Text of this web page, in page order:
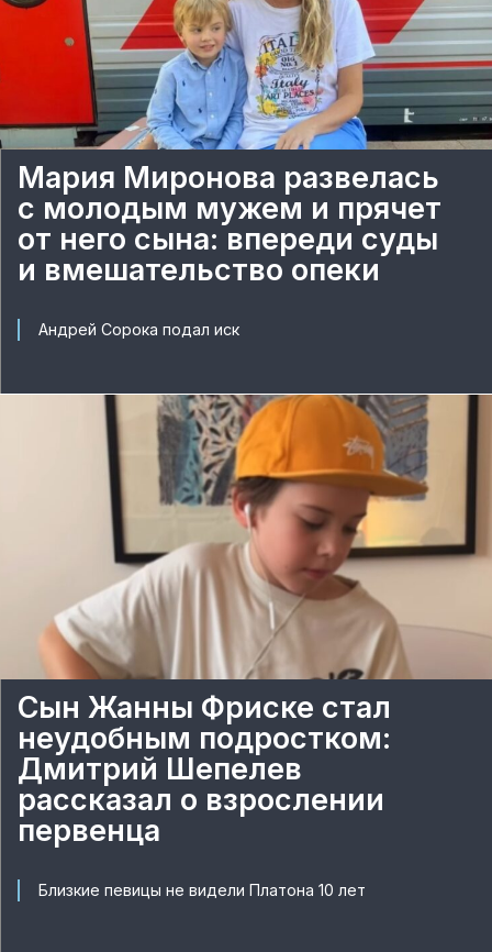
Мария Миронова развелась
с молодым мужем и прячет
от него сына: впереди суды
и вмешательство опеки
Андрей Сорока подал иск
Сын Жанны Фриске стал
неудобным подростком:
Дмитрий Шепелев
рассказал о взрослении
первенца
Близкие певицы не видели Платона 10 лет